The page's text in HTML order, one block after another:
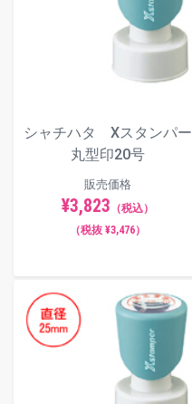
シャチハタ Xスタンパー
丸型印20号
販売価格
¥3,823 （税込）
（税抜 ¥3,476）